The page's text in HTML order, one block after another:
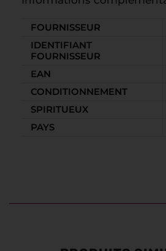
FOURNISSEUR
IDENTIFIANT
FOURNISSEUR
EAN
CONDITIONNEMENT
SPIRITUEUX
PAYS